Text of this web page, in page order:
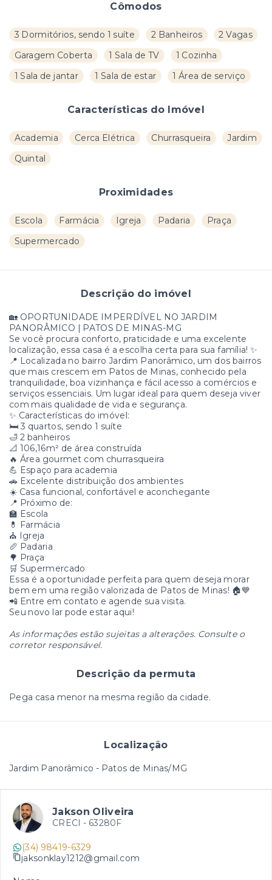
Cômodos
3 Dormitórios, sendo 1 suíte 2 Banheiros
2 Vagas
Garagem Coberta
1 Sala de TV
1 Cozinha
1 Sala de jantar
1 Sala de estar 1 Área de serviço
Características do Imóvel
Academia Cerca Elétrica Churrasqueira
Jardim
Quintal
Proximidades
Escola Farmácia Igreja Padaria
Praça
Supermercado
Descrição do imóvel
🏡 OPORTUNIDADE IMPERDÍVEL NO JARDIM
PANORÂMICO | PATOS DE MINAS-MG
Se você procura conforto, praticidade e uma excelente
localização, essa casa é a escolha certa para sua família! ✨
📍 Localizada no bairro Jardim Panorâmico, um dos bairros
que mais crescem em Patos de Minas, conhecido pela
tranquilidade, boa vizinhança e fácil acesso a comércios e
serviços essenciais. Um lugar ideal para quem deseja viver
com mais qualidade de vida e segurança.
✨ Características do imóvel:
🛏️ 3 quartos, sendo 1 suíte
🛁 2 banheiros
📐 106,16m² de área construída
🔥 Área gourmet com churrasqueira
💪 Espaço para academia
🚗 Excelente distribuição dos ambientes
☀️ Casa funcional, confortável e aconchegante
📍 Próximo de:
🏫 Escola
💊 Farmácia
⛪ Igreja
🥖 Padaria
🌳 Praça
🛒 Supermercado
Essa é a oportunidade perfeita para quem deseja morar
bem em uma região valorizada de Patos de Minas! 🏠💙
📲 Entre em contato e agende sua visita.
Seu novo lar pode estar aqui!
As informações estão sujeitas a alterações. Consulte o
corretor responsável.
Descrição da permuta
Pega casa menor na mesma região da cidade.
Localização
Jardim Panorâmico - Patos de Minas/MG
Jakson Oliveira
CRECI - 63280F
(34) 98419-6329
jaksonklay1212@gmail.com